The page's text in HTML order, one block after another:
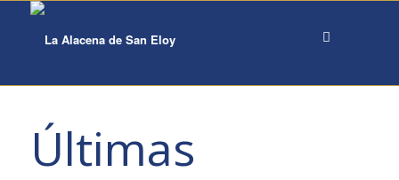
Últimas